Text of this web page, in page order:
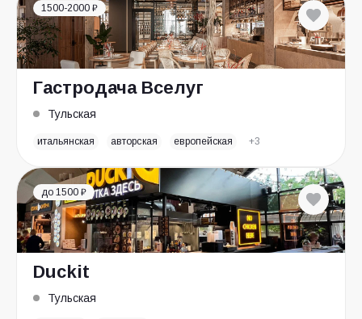
1500-2000 ₽
Гастродача Вселуг
Тульская
итальянская авторская европейская +3
до 1500 ₽
Duckit
Тульская